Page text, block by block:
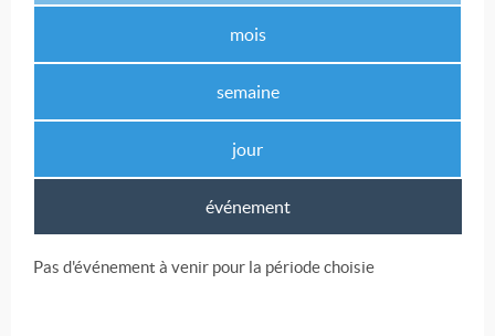
mois
semaine
jour
événement
Pas d'événement à venir pour la période choisie